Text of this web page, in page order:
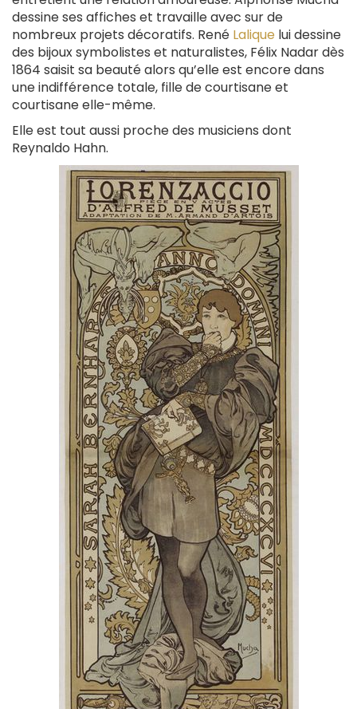
dessine ses affiches et travaille avec sur de
nombreux projets décoratifs. René Lalique lui dessine
des bijoux symbolistes et naturalistes, Félix Nadar dès
1864 saisit sa beauté alors qu’elle est encore dans
une indifférence totale, fille de courtisane et
courtisane elle-même.
Elle est tout aussi proche des musiciens dont
Reynaldo Hahn.